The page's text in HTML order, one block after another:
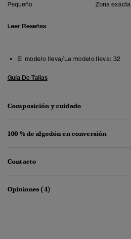
Pequeño Zona exacta
Leer Reseñas
El modelo lleva/La modelo lleva: 32
Guía De Tallas
Composición y cuidado
100 % de algodón en conversión
Contacto
Opiniones (4)